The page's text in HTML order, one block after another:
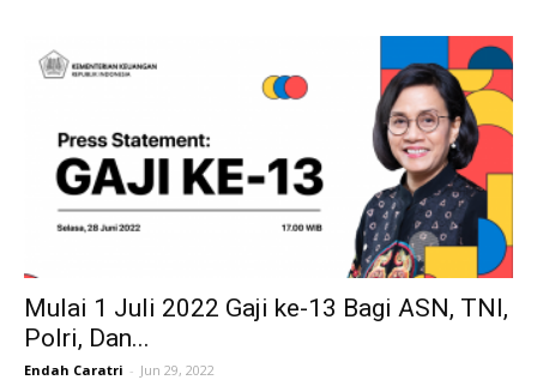
Mulai 1 Juli 2022 Gaji ke-13 Bagi ASN, TNI,
Polri, Dan...
Endah Caratri - Jun 29, 2022